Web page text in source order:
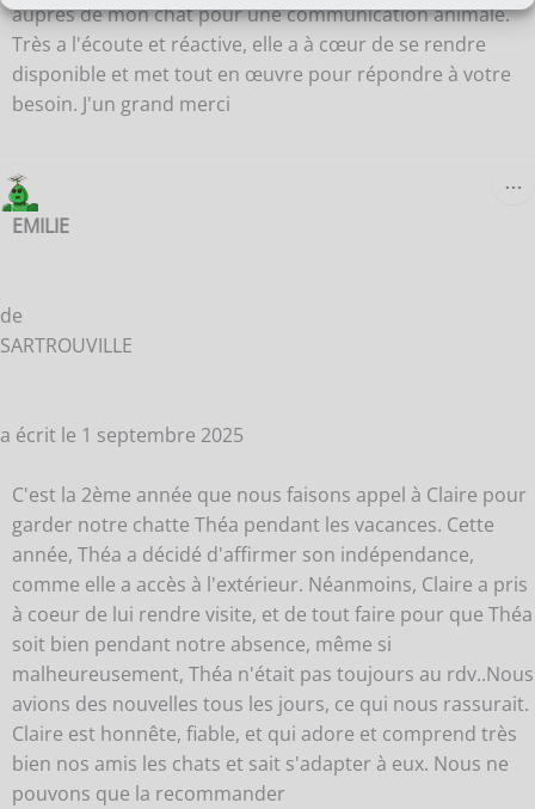
auprès de mon chat pour une communication animale.
Très a l'écoute et réactive, elle a à cœur de se rendre
disponible et met tout en œuvre pour répondre à votre
besoin. J'un grand merci
EMILIE
de
SARTROUVILLE
a écrit le 1 septembre 2025
C'est la 2ème année que nous faisons appel à Claire pour
garder notre chatte Théa pendant les vacances. Cette
année, Théa a décidé d'affirmer son indépendance,
comme elle a accès à l'extérieur. Néanmoins, Claire a pris
à coeur de lui rendre visite, et de tout faire pour que Théa
soit bien pendant notre absence, même si
malheureusement, Théa n'était pas toujours au rdv..Nous
avions des nouvelles tous les jours, ce qui nous rassurait.
Claire est honnête, fiable, et qui adore et comprend très
bien nos amis les chats et sait s'adapter à eux. Nous ne
pouvons que la recommander
…